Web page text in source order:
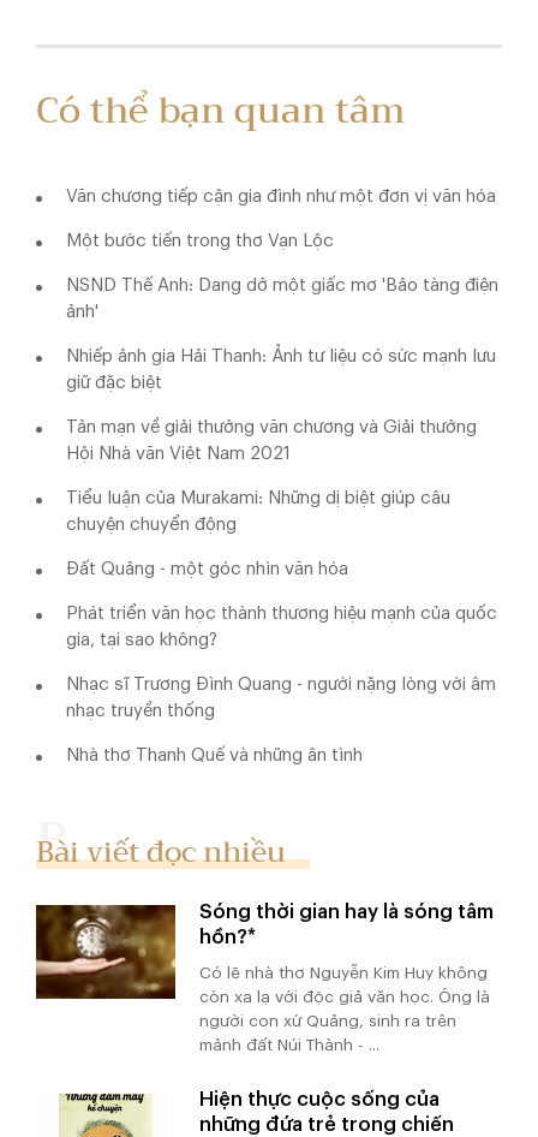
Có thể bạn quan tâm
Văn chương tiếp cận gia đình như một đơn vị văn hóa
Một bước tiến trong thơ Vạn Lộc
NSND Thế Anh: Dang dở một giấc mơ 'Bảo tàng điện
ảnh'
Nhiếp ảnh gia Hải Thanh: Ảnh tư liệu có sức mạnh lưu
giữ đặc biệt
Tản mạn về giải thưởng văn chương và Giải thưởng
Hội Nhà văn Việt Nam 2021
Tiểu luận của Murakami: Những dị biệt giúp câu
chuyện chuyển động
Đất Quảng - một góc nhìn văn hóa
Phát triển văn học thành thương hiệu mạnh của quốc
gia, tại sao không?
Nhạc sĩ Trương Ðình Quang - người nặng lòng với âm
nhạc truyền thống
Nhà thơ Thanh Quế và những ân tình
Bài viết đọc nhiều
Sóng thời gian hay là sóng tâm
hồn?*
Có lẽ nhà thơ Nguyễn Kim Huy không
còn xa lạ với độc giả văn học. Ông là
người con xứ Quảng, sinh ra trên
mảnh đất Núi Thành - ...
Hiện thực cuộc sống của
những đứa trẻ trong chiến